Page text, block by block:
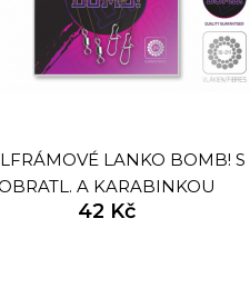
LANKO BOMB! S
A KARABINKOU
2KS/35CM/11KG
42 Kč